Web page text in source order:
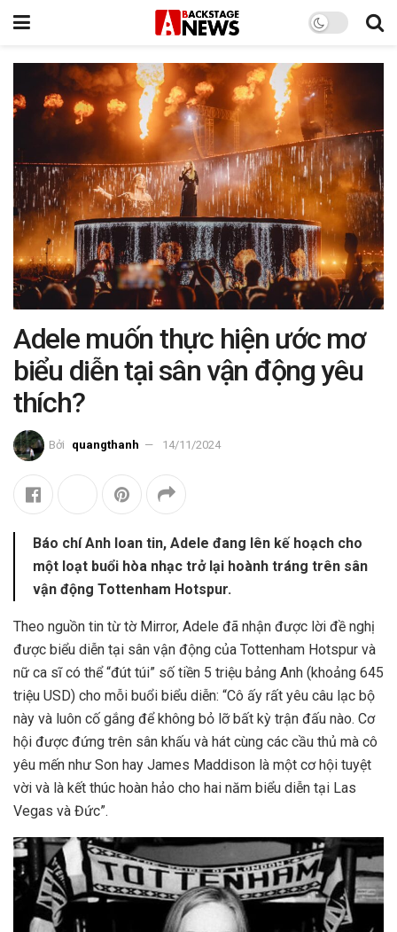
Adele muốn thực hiện ước mơ
biểu diễn tại sân vận động yêu
thích?
Bởi quangthanh 14/11/2024
Báo chí Anh loan tin, Adele đang lên kế hoạch cho
một loạt buổi hòa nhạc trở lại hoành tráng trên sân
vận động Tottenham Hotspur.
Theo nguồn tin từ tờ Mirror, Adele đã nhận được lời đề nghị
được biểu diễn tại sân vận động của Tottenham Hotspur và
nữ ca sĩ có thể “đút túi” số tiền 5 triệu bảng Anh (khoảng 645
triệu USD) cho mỗi buổi biểu diễn: “Cô ấy rất yêu câu lạc bộ
này và luôn cố gắng để không bỏ lỡ bất kỳ trận đấu nào. Cơ
hội được đứng trên sân khấu và hát cùng các cầu thủ mà cô
yêu mến như Son hay James Maddison là một cơ hội tuyệt
vời và là kết thúc hoàn hảo cho hai năm biểu diễn tại Las
Vegas và Đức”.